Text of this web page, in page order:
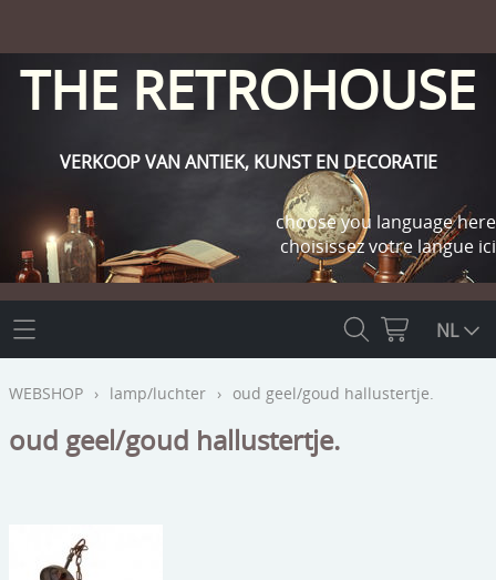
THE RETROHOUSE
VERKOOP VAN ANTIEK, KUNST EN DECORATIE
choose you language here
choisissez votre langue ici
THE RETROHOUSE
WEBSHOP
OUTLET
meubels
INFO
CONTACT
NL
WEBSHOP › lamp/luchter › oud geel/goud hallustertje.
oud geel/goud hallustertje.